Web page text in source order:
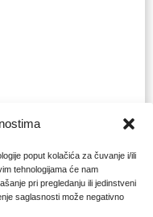
poput kolačića za čuvanje i/ili
tehnologijama će nam
pri pregledanju ili jedinstveni
saglasnosti može negativno